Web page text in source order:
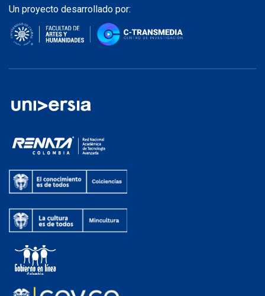
Un proyecto desarrollado por: